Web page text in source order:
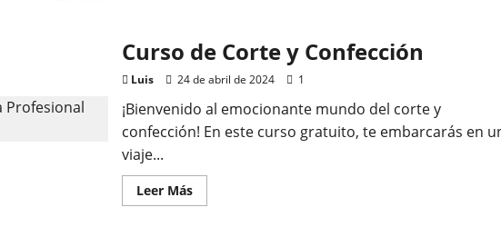
Confección
Curso de Corte y Confección
Luis 24 de abril de 2024 1
¡Bienvenido al emocionante mundo del corte y
confección! En este curso gratuito, te embarcarás en
viaje...
Leer MásLeer
más